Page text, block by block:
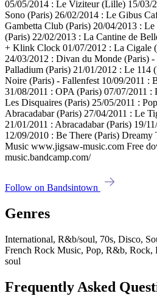
05/05/2014 : Le Viziteur (Lille) 15/03/
Sono (Paris) 26/02/2014 : Le Gibus
Gambetta Club (Paris) 20/04/2013 :
(Paris) 22/02/2013 : La Cantine de
+ Klink Clock 01/07/2012 : La Cigale
24/03/2012 : Divan du Monde (Paris)
Palladium (Paris) 21/01/2012 : Le 114
Noire (Paris) - Fallenfest 10/09/2011 :
31/08/2011 : OPA (Paris) 07/07/2011 :
Les Disquaires (Paris) 25/05/2011 :
Abracadabar (Paris) 27/04/2011 : Le
21/01/2011 : Abracadabar (Paris) 19/
12/09/2010 : Be There (Paris)
Music www.jigsaw-music.com Free
music.bandcamp.com/
Follow on Bandsintown
Genres
International, R&b/soul, 70s, Disco,
French Rock Music, Pop, R&b, Rock,
soul
Frequently Asked